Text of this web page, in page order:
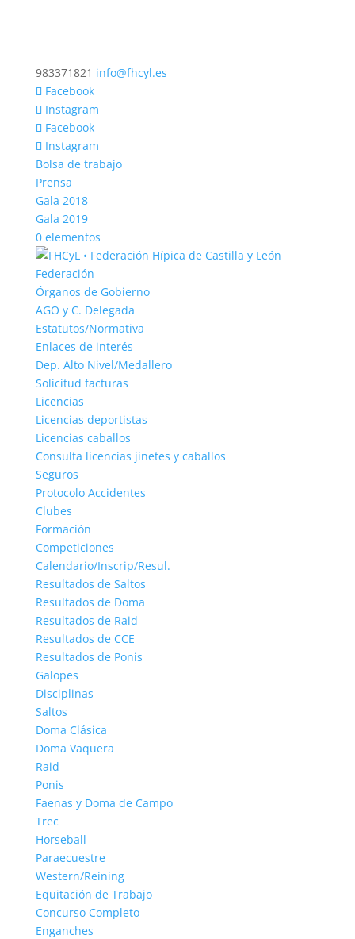
983371821 info@fhcyl.es
Facebook
Instagram
Facebook
Instagram
Bolsa de trabajo
Prensa
Gala 2018
Gala 2019
0 elementos
Federación
Órganos de Gobierno
AGO y C. Delegada
Estatutos/Normativa
Enlaces de interés
Dep. Alto Nivel/Medallero
Solicitud facturas
Licencias
Licencias deportistas
Licencias caballos
Consulta licencias jinetes y caballos
Seguros
Protocolo Accidentes
Clubes
Formación
Competiciones
Calendario/Inscrip/Resul.
Resultados de Saltos
Resultados de Doma
Resultados de Raid
Resultados de CCE
Resultados de Ponis
Galopes
Disciplinas
Saltos
Doma Clásica
Doma Vaquera
Raid
Ponis
Faenas y Doma de Campo
Trec
Horseball
Paraecuestre
Western/Reining
Equitación de Trabajo
Concurso Completo
Enganches